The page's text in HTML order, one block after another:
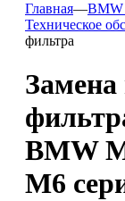
Главная—
Техническое
фильтра
Замена
BMW
M6